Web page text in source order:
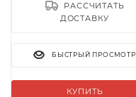
КУПИТЬ
РАССЧИТАТЬ
ДОСТАВКУ
БЫСТРЫЙ ПРОСМОТР